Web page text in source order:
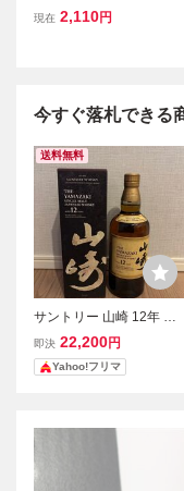
el Reserve バレルリザー
現在 2,110円
今すぐ落札できる
送料無料
サントリー 山崎 12年 シ
ングルモルト ジャパニー
ズウイスキー 700ml 箱付
き
即決 22,200円
Yahoo!フリマ